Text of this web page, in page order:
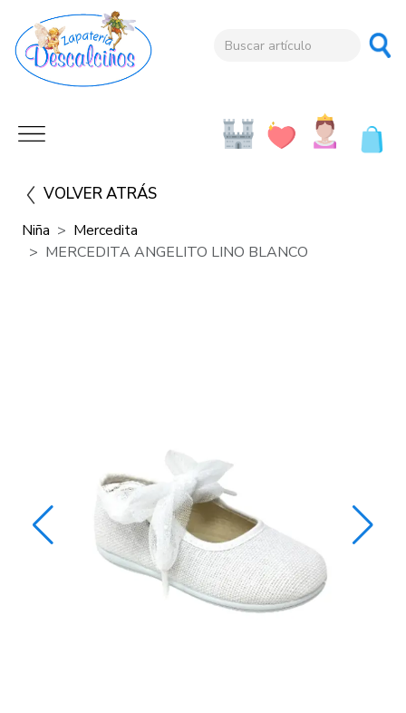
VOLVER ATRÁS
Niña
Mercedita
MERCEDITA ANGELITO LINO BLANCO